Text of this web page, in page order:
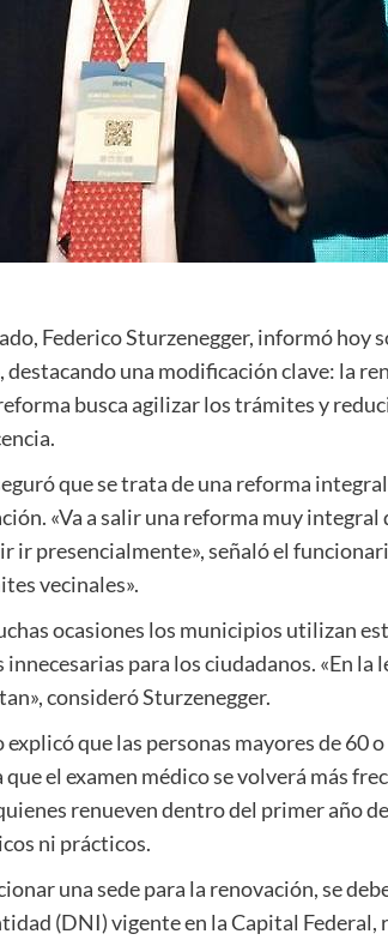
Federico Sturzenegger, informó hoy
una modificación clave: la
busca agilizar los trámites y
que se trata de una reforma
«Va a salir una reforma muy
ir presencialmente», señaló el
vecinales».
ocasiones los municipios utilizan
para los ciudadanos. «En la
consideró Sturzenegger.
que las personas mayores de 60
el examen médico se volverá más
renueven dentro del primer año
ni prácticos.
una sede para la renovación, se
(DNI) vigente en la Capital Federal,